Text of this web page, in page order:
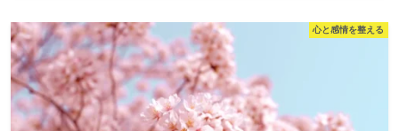
心と感情を整える